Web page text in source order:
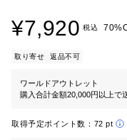
¥7,920 税込
取り寄せ 返品不可
ワールドアウトレット
購入合計金額20,000円以上で
取得予定ポイント数： 72 pt